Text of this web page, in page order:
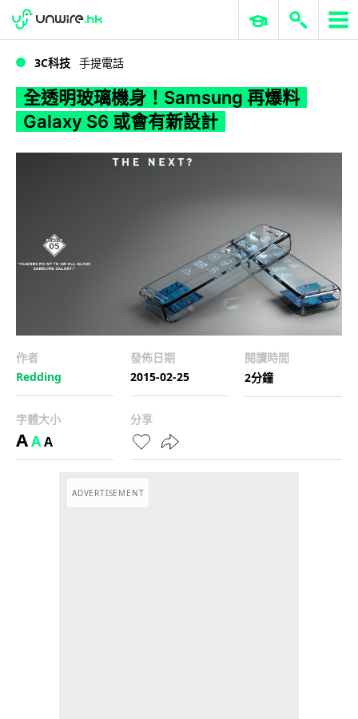
WWDC 2026 ERP 與商業 AI
3C科技 手提電話
全透明玻璃機身！Samsung 再爆料
Galaxy S6 或會有新設計
作者
Redding
發佈日期
2015-02-25
閱讀時間
2分鐘
字體大小
AAA
分享
ADVERTISEMENT